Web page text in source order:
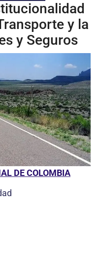
y la
y Seguros
DE COLOMBIA